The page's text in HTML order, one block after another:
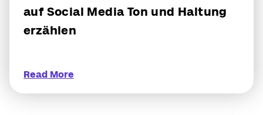
auf Social Media Ton und Haltung
erzählen
Read More